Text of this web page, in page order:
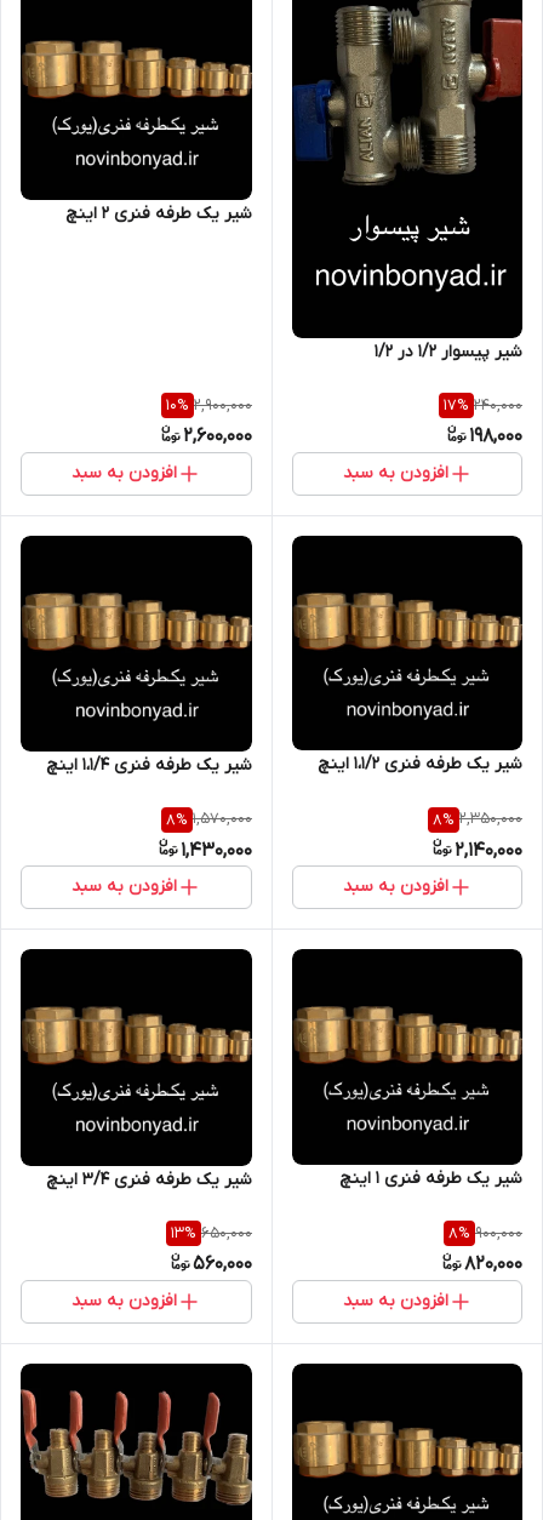
شیر پیسوار ۱/۲ در ۱/۲
240,000
17%
198,000
افزودن به سبد
شیر یک طرفه فنری 2 اینچ
2,900,000
10%
2,600,000
افزودن به سبد
شیر یک طرفه فنری 1،1/2 اینچ
2,350,000
8%
2,140,000
افزودن به سبد
شیر یک طرفه فنری ۱،۱/4 اینچ
1,570,000
8%
1,430,000
افزودن به سبد
شیر یک طرفه فنری ۱ اینچ
900,000
8%
820,000
افزودن به سبد
شیر یک طرفه فنری 3/4 اینچ
650,000
13%
560,000
افزودن به سبد